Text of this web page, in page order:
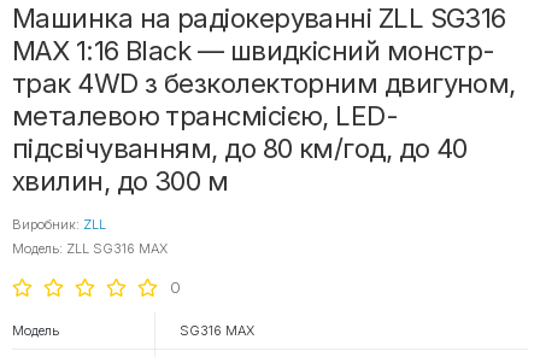
Машинка на радіокеруванні ZLL SG316
MAX 1:16 Black — швидкісний монстр-
трак 4WD з безколекторним двигуном,
металевою трансмісією, LED-
підсвічуванням, до 80 км/год, до 40
хвилин, до 300 м
Виробник: ZLL
Модель: ZLL SG316 MAX
0
Модель SG316 MAX